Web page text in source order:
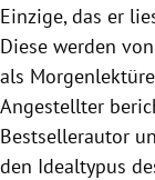
Einzige, das er
Diese werden
als
Angestellter
Bestsellerautor
den Idealtypus